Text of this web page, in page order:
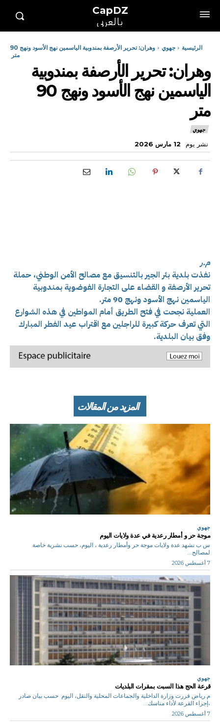
CapDZ
بالعربي
الرئيسية جهوي
وهران: تحرير الأرصفة بمندوبية الياسمين نهج الأسود ونهج 90
متر
وهران: تحرير الأرصفة بمندوبية
الياسمين نهج الأسود ونهج 90
متر
جهوي
نشر يوم 12 مارس 2026
م.ر
نفذت بلدية بئر الجير بالتنسيق مع مصالح الأمن الوطني، حملة
تحرير الأرصفة و القضاء على التجارة الفوضوية بمندوبية
الياسمين نهج الأسود ونهج 90 متر.
العملية نجحت في فتح الطريق أمام المواطين في هذه الشوارع
التي تعرف حركة كبيرة للراجلين مع اقتراب عيد الفطر المبارك
وفق بيان البلدية.
المزيد من المقالات
جهوي
موجة حر و أمطار رعدية في عدة ولايات اليوم
س ب نشهد عدة ولايات موجة حر وأمطار رعدية ، اليوم، حسب نشرية خاصة
لمصالح...
7 أغسطس 2026
جهوي
قرعة الحج هذا السبت بمقرات البلديات
م.رياض قررت وزارة الداخلية والجماعات المحلية والنقل، اليوم حسب بيان صادر
،إجراء القرعة لأداء مناسك...
7 أغسطس 2026